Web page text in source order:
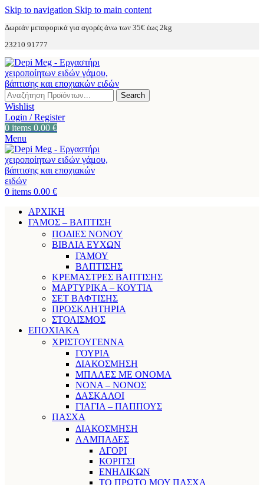
Skip to navigation Skip to main content
Δωρεάν μεταφορικά για αγορές άνω των 35€ έως 2kg
23210 91777
Search
Wishlist
Login / Register
0 items 0.00 €
Menu
0 items 0.00 €
ΑΡΧΙΚΗ
ΓΑΜΟΣ – ΒΑΠΤΙΣΗ
ΠΟΔΙΕΣ ΝΟΝΟΥ
ΒΙΒΛΙΑ ΕΥΧΩΝ
ΓΑΜΟΥ
ΒΑΠΤΙΣΗΣ
ΚΡΕΜΑΣΤΡΕΣ ΒΑΠΤΙΣΗΣ
ΜΑΡΤΥΡΙΚΑ – ΚΟΥΤΙΑ
ΣΕΤ ΒΑΦΤΙΣΗΣ
ΠΡΟΣΚΛΗΤΗΡΙΑ
ΣΤΟΛΙΣΜΟΣ
ΕΠΟΧΙΑΚΑ
ΧΡΙΣΤΟΥΓΕΝΝΑ
ΓΟΥΡΙΑ
ΔΙΑΚΟΣΜΗΣΗ
ΜΠΑΛΕΣ ΜΕ ΟΝΟΜΑ
ΝΟΝΑ – ΝΟΝΟΣ
ΔΑΣΚΑΛΟΙ
ΓΙΑΓΙΑ – ΠΑΠΠΟΥΣ
ΠΑΣΧΑ
ΔΙΑΚΟΣΜΗΣΗ
ΛΑΜΠΑΔΕΣ
ΑΓΟΡΙ
ΚΟΡΙΤΣΙ
ΕΝΗΛΙΚΩΝ
ΤΟ ΠΡΩΤΟ ΜΟΥ ΠΑΣΧΑ